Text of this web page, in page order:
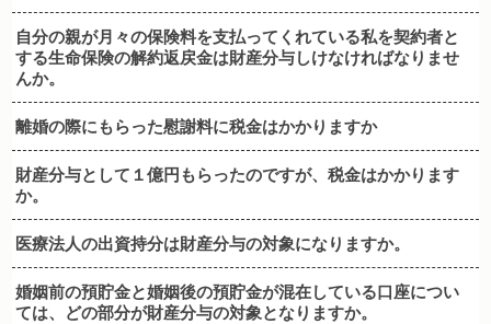
自分の親が月々の保険料を支払ってくれている私を契約者と
する生命保険の解約返戻金は財産分与しけなければなりませ
んか。
離婚の際にもらった慰謝料に税金はかかりますか
財産分与として１億円もらったのですが、税金はかかります
か。
医療法人の出資持分は財産分与の対象になりますか。
婚姻前の預貯金と婚姻後の預貯金が混在している口座につい
ては、どの部分が財産分与の対象となりますか。